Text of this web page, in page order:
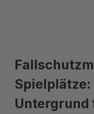
Untergrund